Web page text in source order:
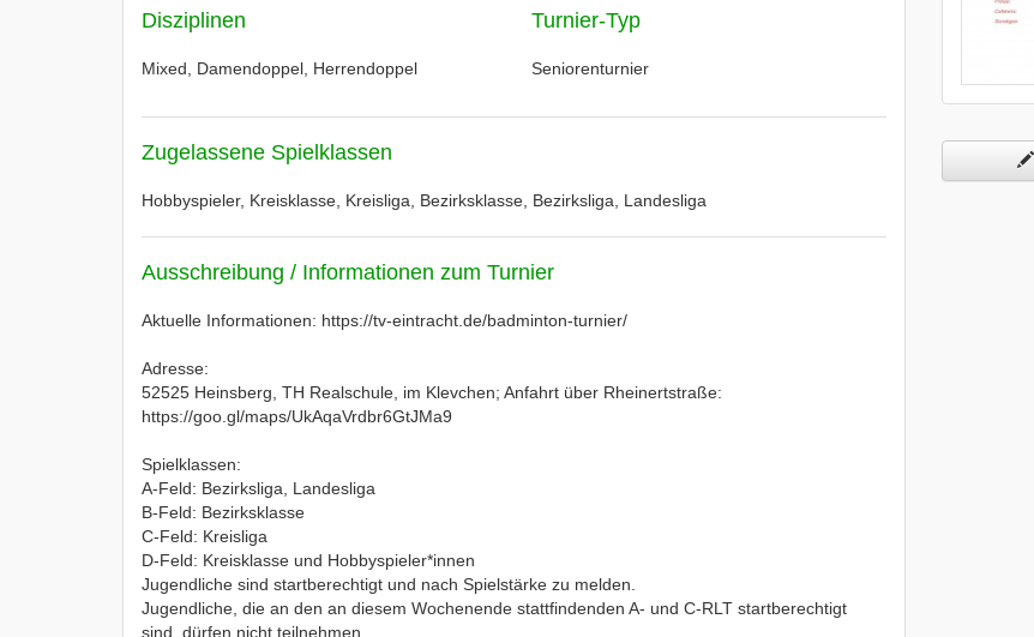
Disziplinen
Mixed, Damendoppel, Herrendoppel
Turnier-Typ
Seniorenturnier
Zugelassene Spielklassen
Hobbyspieler, Kreisklasse, Kreisliga, Bezirksklasse, Bezirksliga, Landesliga
Ausschreibung / Informationen zum Turnier
Aktuelle Informationen: https://tv-eintracht.de/badminton-turnier/
Adresse:
52525 Heinsberg, TH Realschule, im Klevchen; Anfahrt über Rheinertstraße:
https://goo.gl/maps/UkAqaVrdbr6GtJMa9
Spielklassen:
A-Feld: Bezirksliga, Landesliga
B-Feld: Bezirksklasse
C-Feld: Kreisliga
D-Feld: Kreisklasse und Hobbyspieler*innen
Jugendliche sind startberechtigt und nach Spielstärke zu melden.
Jugendliche, die an den an diesem Wochenende stattfindenden A- und C-RLT startberechtigt
sind, dürfen nicht teilnehmen.